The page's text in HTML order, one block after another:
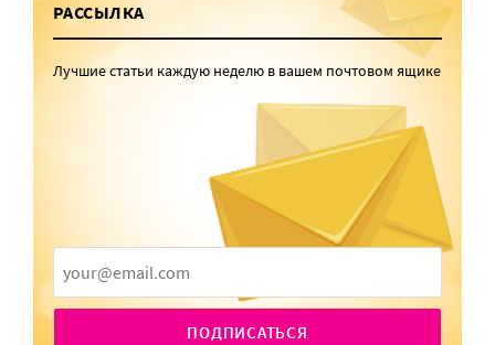
РАССЫЛКА
Лучшие статьи каждую неделю в вашем почтовом ящике
ПОДПИСАТЬСЯ